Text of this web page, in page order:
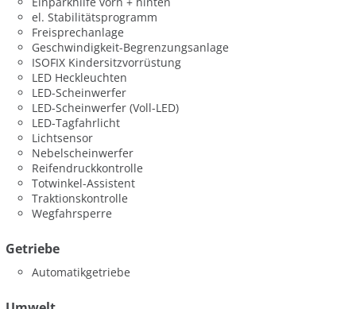
el. Stabilitätsprogramm
Freisprechanlage
Geschwindigkeit-Begrenzungsanlage
ISOFIX Kindersitzvorrüstung
LED Heckleuchten
LED-Scheinwerfer
LED-Scheinwerfer (Voll-LED)
LED-Tagfahrlicht
Lichtsensor
Nebelscheinwerfer
Reifendruckkontrolle
Totwinkel-Assistent
Traktionskontrolle
Wegfahrsperre
Getriebe
Automatikgetriebe